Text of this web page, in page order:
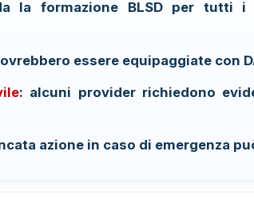
la formazione BLSD per tutti
essere equipaggiate con
: alcuni provider richiedono
azione in caso di emergenza